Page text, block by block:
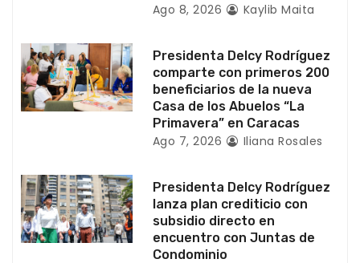
a
d
a
Ago 8, 2026 Kaylib Maita
Presidenta Delcy Rodríguez
comparte con primeros 200
beneficiarios de la nueva
Casa de los Abuelos “La
Primavera” en Caracas
Ago 7, 2026 Iliana Rosales
Presidenta Delcy Rodríguez
lanza plan crediticio con
subsidio directo en
encuentro con Juntas de
Condominio